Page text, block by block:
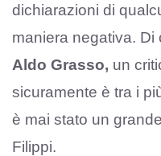
dichiarazioni di
maniera negativa. Di
Aldo Grasso, un
sicuramente è tra i
è mai stato un
Filippi.